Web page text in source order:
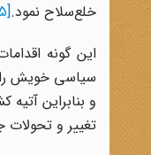
خلع‌سلاح نمود.[5]
این گونه
سیاسی خویش را
و بنابراین
تغییر و